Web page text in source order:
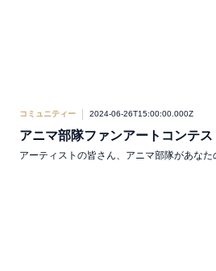
コミュニティー 2024-06-26T15:00:00.000Z
アニマ部隊ファンアートコンテス
アーティストの皆さん、アニマ部隊があなた